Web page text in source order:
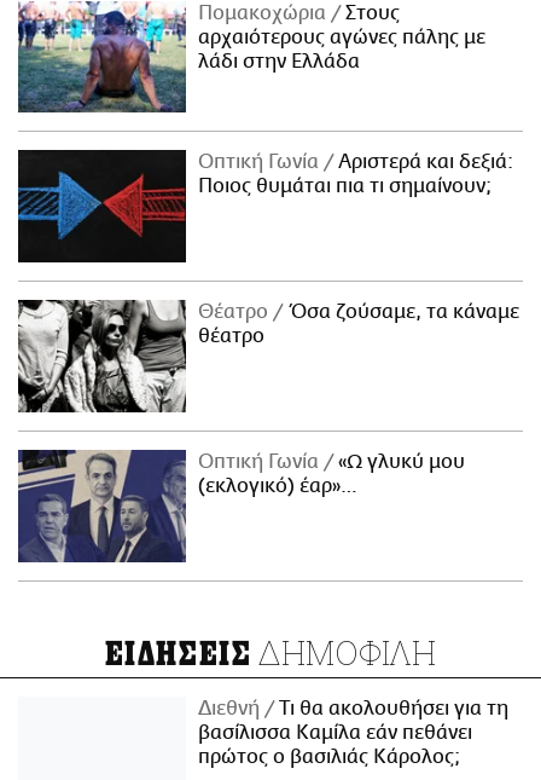
Πομακοχώρια
Στους
αρχαιότερους αγώνες πάλης με
λάδι στην Ελλάδα
Οπτική Γωνία
Αριστερά και δεξιά:
Ποιος θυμάται πια τι σημαίνουν;
Θέατρο
Όσα ζούσαμε, τα κάναμε
θέατρο
Οπτική Γωνία
«Ω γλυκύ μου
(εκλογικό) έαρ»…
ΕΙΔΗΣΕΙΣ ΔΗΜΟΦΙΛΗ
Διεθνή
Τι θα ακολουθήσει για τη
βασίλισσα Καμίλα εάν πεθάνει
πρώτος ο βασιλιάς Κάρολος;